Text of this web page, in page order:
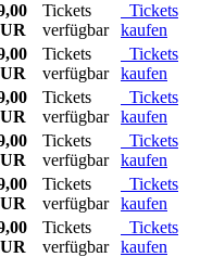
Tickets
verfügbar
Tickets
kaufen
Tickets
verfügbar
Tickets
kaufen
Tickets
verfügbar
Tickets
kaufen
Tickets
verfügbar
Tickets
kaufen
Tickets
verfügbar
Tickets
kaufen
Tickets
verfügbar
Tickets
kaufen